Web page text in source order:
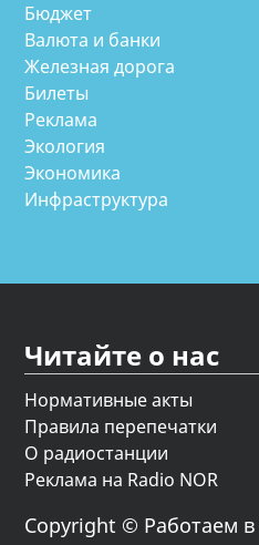
Бюджет
Валюта и банки
Железная дорога
Билеты
Реклама
Экология
Экономика
Инфраструктура
Читайте о нас
Нормативные акты
Правила перепечатки
О радиостанции
Реклама на Radio NOR
Copyright © Работаем в